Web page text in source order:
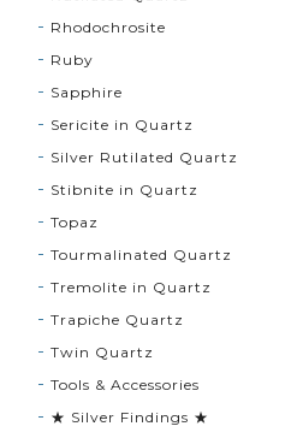
Rhodochrosite
Ruby
Sapphire
Sericite in Quartz
Silver Rutilated Quartz
Stibnite in Quartz
Topaz
Tourmalinated Quartz
Tremolite in Quartz
Trapiche Quartz
Twin Quartz
Tools & Accessories
★ Silver Findings ★